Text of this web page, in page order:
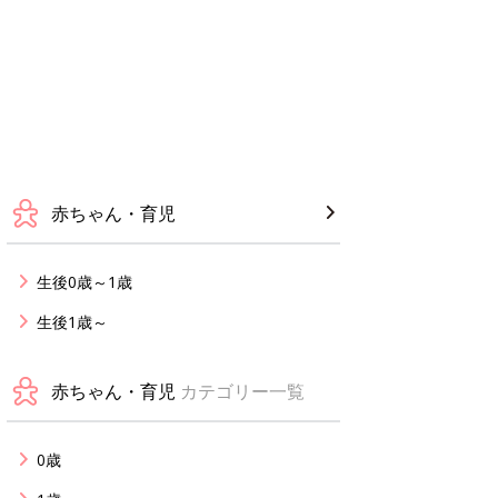
赤ちゃん・育児
生後0歳～1歳
生後1歳～
赤ちゃん・育児 カテゴリー一覧
0歳